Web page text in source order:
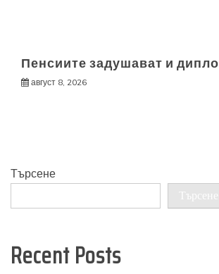
Пенсиите задушават и
август 8, 2026
Търсене
Търсене
Recent Posts